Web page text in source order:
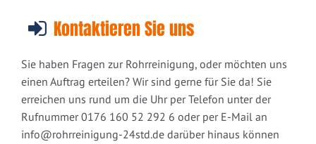
Kontaktieren Sie uns
Sie haben Fragen zur Rohrreinigung, oder möchten uns
einen Auftrag erteilen? Wir sind gerne für Sie da! Sie
erreichen uns rund um die Uhr per Telefon unter der
Rufnummer 0176 160 52 292 6 oder per E-Mail an
info@rohrreinigung-24std.de darüber hinaus können